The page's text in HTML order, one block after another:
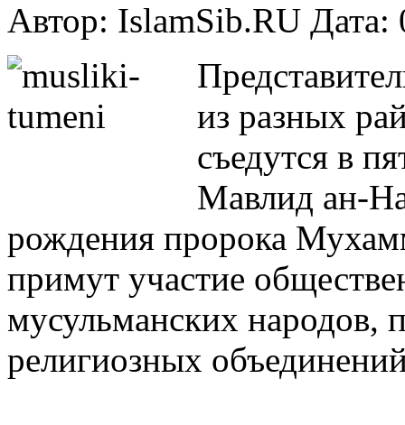
Автор: IslamSib.RU Дата:
из разных
съедутся в
Мавлид ан-
рождения пророка
примут участие
мусульманских народов,
религиозных